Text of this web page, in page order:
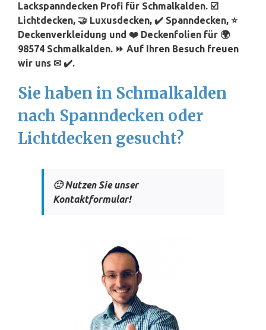
Lackspanndecken Profi für Schmalkalden. ☑️
Lichtdecken, 🤝 Luxusdecken, ✔️ Spanndecken, ⭐
Deckenverkleidung und ❤️ Deckenfolien für 🌍
98574 Schmalkalden. ⏩ Auf Ihren Besuch freuen
wir uns ✉ ✔️.
Sie haben in Schmalkalden
nach Spanndecken oder
Lichtdecken gesucht?
🙂 Nutzen Sie unser
Kontaktformular!